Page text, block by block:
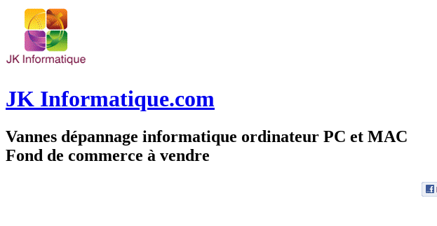
JK Informatique.com
Vannes dépannage informatique ordinateur PC et MAC
Fond de commerce à vendre